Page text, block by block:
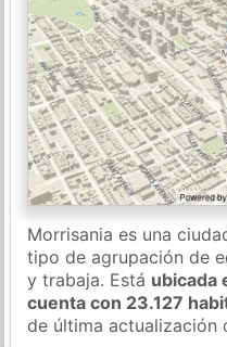
Morrisania es una
tipo de agrupación de
y trabaja. Está ubicada
cuenta con 23.127
de última actualización